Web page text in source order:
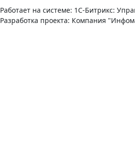
Работает на системе: 1С-Битрикс:
Разработка проекта: Компания